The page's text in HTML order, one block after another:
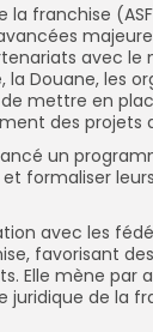
la franchise
avec le
Douane, les
de mettre en
des projets
un
formaliser
avec les
favorisant
Elle mène par
juridique de la